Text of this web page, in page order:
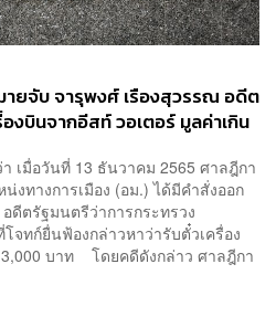
ายจับ จารุพงศ์ เรืองสุวรรณ อดีต
งบินจากอีสท์ วอเตอร์ มูลค่าเกิน
เมื่อวันที่ 13 ธันวาคม 2565 ศาลฎีกา
งทางการเมือง (อม.) ได้มีคำสั่งออก
ดีตรัฐมนตรีว่าการกระทรวง
จทก์ยื่นฟ้องกล่าวหาว่ารับตั๋วเครื่อง
บาท โดยคดีดังกล่าว ศาลฎีกา